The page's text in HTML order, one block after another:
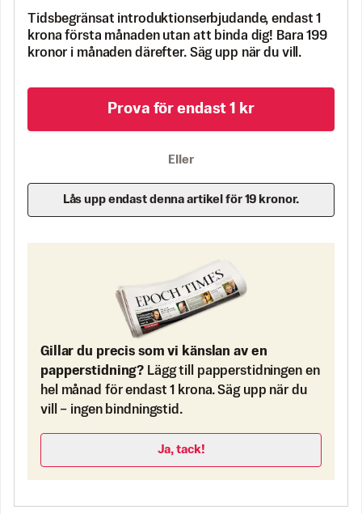
Tidsbegränsat introduktionserbjudande, endast 1
krona första månaden utan att binda dig! Bara 199
kronor i månaden därefter. Säg upp när du vill.
Prova för endast 1 kr
Eller
Lås upp endast denna artikel för 19 kronor.
Gillar du precis som vi känslan av en
papperstidning? Lägg till papperstidningen en
hel månad för endast 1 krona. Säg upp när du
vill – ingen bindningstid.
Ja, tack!